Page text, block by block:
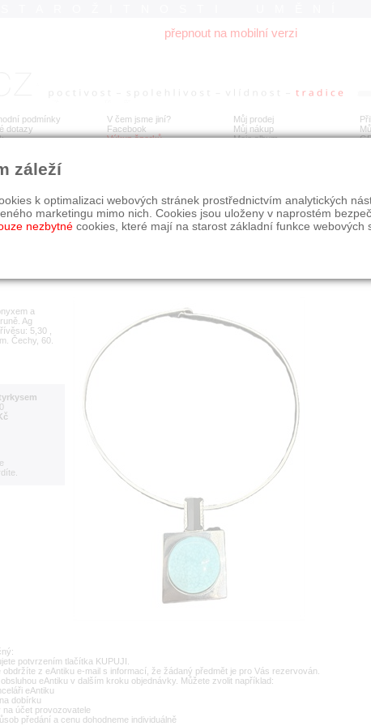
přepnout na mobilní verzi
podmínky
dotazy
V čem jsme jiní?
Facebook
Výkup šperků
Můj prodej
Můj nákup
Moje album
020 Stříbrný přívěs s onyxem a tyrkysem
a
Ag
5,30 ,
Čechy, 60.
potvrzením tlačítka KUPUJI.
z eAntiku e-mail s informací, že žádaný předmět je pro Vás rezervován.
eAntiku v dalším kroku objednávky. Můžete zvolit například:
eAntiku
dobírku
účet provozovatele
předání a cenu dohodneme individuálně
záleží
k optimalizaci webových stránek prostřednictvím analytických
marketingu mimo nich. Cookies jsou uloženy v naprostém
nezbytné cookies, které mají na starost základní funkce webových